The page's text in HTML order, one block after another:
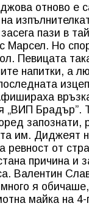
отново е
пази в
Марсел. Но
Певицата
напитки, а
„ВИП Брадър”.
запознати,
им. Диджеят
ревност от
причина и
Валентин
я
майка на